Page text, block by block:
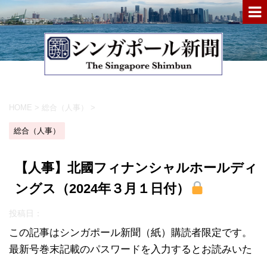
HOME > 総合（人事） >
総合（人事）
【人事】北國フィナンシャルホールディ
ングス（2024年３月１日付）
投稿日：
この記事はシンガポール新聞（紙）購読者限定です。
最新号巻末記載のパスワードを入力するとお読みいた